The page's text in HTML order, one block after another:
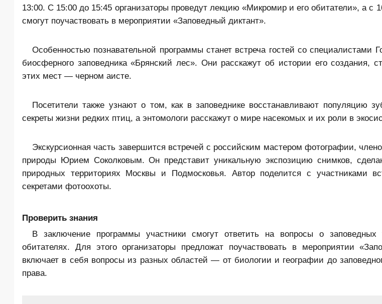
13:00. С 15:00 до 15:45 организаторы проведут лекцию «Микромир и его обитатели», а с
смогут поучаствовать в мероприятии «Заповедный диктант».
Особенностью познавательной программы станет встреча гостей со специалистами
биосферного заповедника «Брянский лес». Они расскажут об истории его
этих мест — черном аисте.
Посетители также узнают о том, как в заповеднике восстанавливают популяцию
секреты жизни редких птиц, а энтомологи расскажут о мире насекомых и их роли в
Экскурсионная часть завершится встречей с российским мастером фотографии,
природы Юрием Соколковым. Он представит уникальную экспозицию снимков,
природных территориях Москвы и Подмосковья. Автор поделится с участниками
секретами фотоохоты.
Проверить знания
В заключение программы участники смогут ответить на вопросы о
обитателях. Для этого организаторы предложат поучаствовать в мероприятии
включает в себя вопросы из разных областей — от биологии и географии до
права.